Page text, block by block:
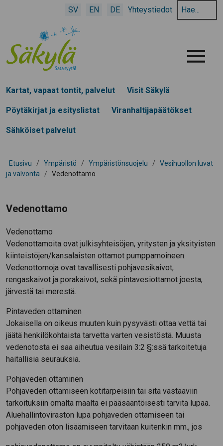
SV EN DE Yhteystiedot
Hae
hakusanalla:
Menu
Kartat, vapaat tontit, palvelut Visit Säkylä
Pöytäkirjat ja esityslistat Viranhaltijapäätökset
Sähköiset palvelut
Etusivu / Ympäristö / Ympäristönsuojelu /
Vesihuollon luvat
ja valvonta
/ Vedenottamo
Vedenottamo
Vedenottamo
Vedenottamoita ovat julkisyhteisöjen, yritysten ja yksityisten
kiinteistöjen/kansalaisten ottamot pumppamoineen.
Vedenottomoja ovat tavallisesti pohjavesikaivot,
rengaskaivot ja porakaivot, sekä pintavesiottamot joesta,
järvestä tai merestä.
Pintaveden ottaminen
Jokaisella on oikeus muuten kuin pysyvästi ottaa vettä tai
jäätä henkilökohtaista tarvetta varten vesistöstä. Muusta
vedenotosta ei saa aiheutua vesilain 3:2 §:ssä tarkoitetuja
haitallisia seurauksia.
Pohjaveden ottaminen
Pohjaveden ottamiseen kotitarpeisiin tai sitä vastaaviin
tarkoituksiin omalta maalta ei pääsääntöisesti tarvita lupaa.
Aluehallintoviraston lupa pohjaveden ottamiseen tai
pohjaveden oton lisäämiseen tarvitaan kuitenkin mm., jos